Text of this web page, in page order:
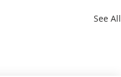
See All